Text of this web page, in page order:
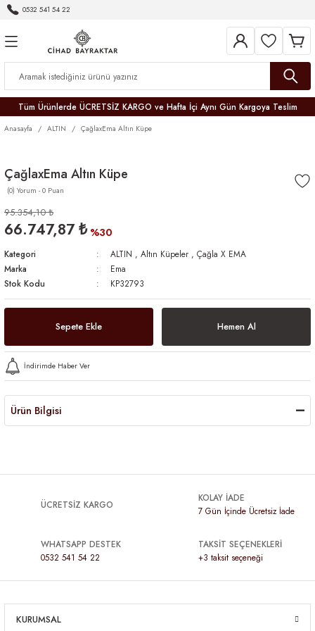
0532 541 54 22
Tüm Ürünlerde ÜCRETSİZ KARGO ve Hafta İçi Aynı Gün Kargoya Teslim
Anasayfa ALTIN ÇağlaxEma Altın Küpe
ÇağlaxEma Altın Küpe
(0) Yorum - 0 Puan
95.354,10 ₺
66.747,87 ₺ %30
Kategori ALTIN , Altın Küpeler , Çağla X EMA
Marka
Ema
Stok Kodu
KP32793
Sepete Ekle Hemen Al
İndirimde Haber Ver
Ürün Bilgisi
ÜCRETSİZ KARGO
KOLAY İADE
7 Gün İçinde Ücretsiz İade
WHATSAPP DESTEK
0532 541 54 22
TAKSİT SEÇENEKLERİ
+3 taksit seçeneği
KURUMSAL